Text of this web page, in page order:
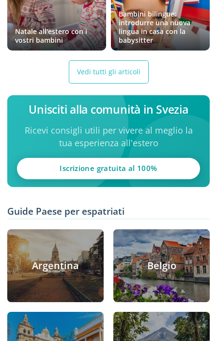
Natale all'estero con i
vostri bambini
Bambini bilingue:
introdurre una nuova
lingua in casa con la
babysitter
Vedi tutti gli articoli
Unisciti alla comunità in Svezia
Ricevi consigli utili per vivere al meglio la
tua esperienza all'estero
Iscrizione gratuita al 100%
Guide Paese per espatriati
Argentina Belgio